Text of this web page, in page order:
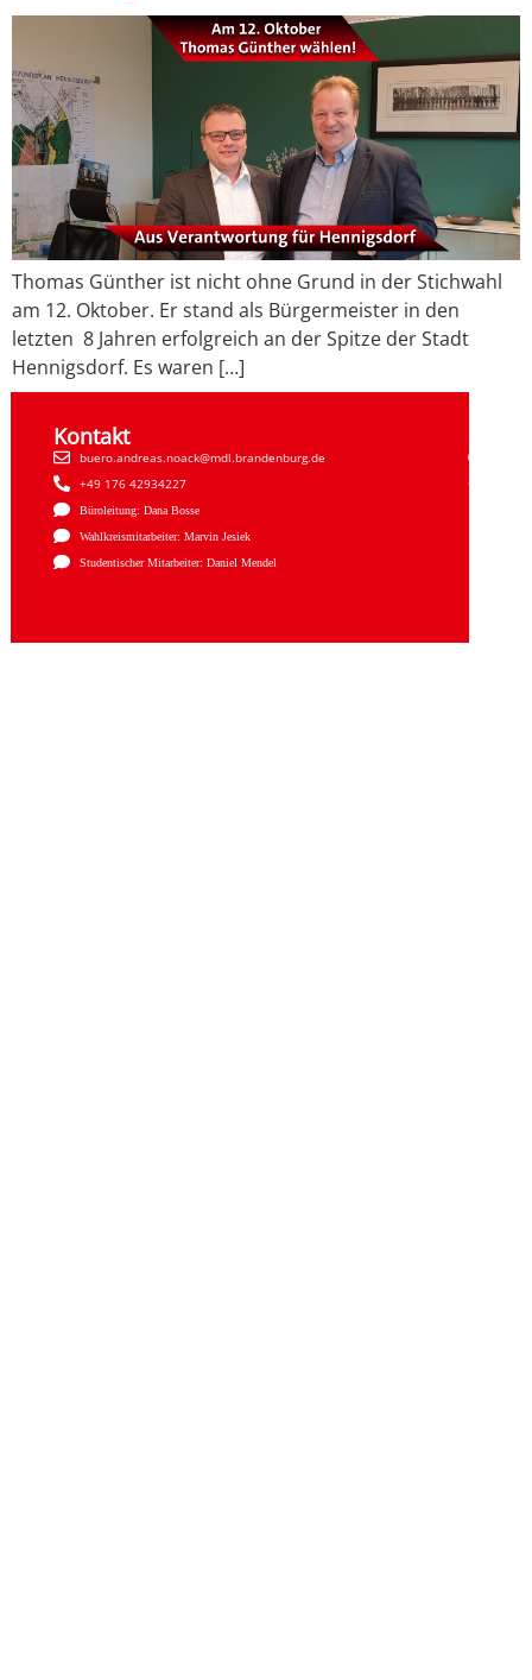
Thomas Günther ist nicht ohne Grund in der Stichwahl
am 12. Oktober. Er stand als Bürgermeister in den
letzten 8 Jahren erfolgreich an der Spitze der Stadt
Hennigsdorf. Es waren […]
Kontakt
buero.andreas.noack@mdl.brandenburg.de
+49 176 42934227
Büroleitung: Dana Bosse
Wahlkreismitarbeiter: Marvin Jesiek
Studentischer Mitarbeiter: Daniel Mendel